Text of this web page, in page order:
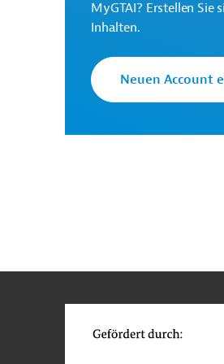
Brasilien
MyGTAI? Erstellen Sie
Inhalten.
Neuen Account